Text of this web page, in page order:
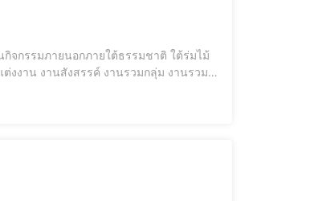
จกรรมภายนอกภายใต้ธรรมชาติ ใต้ร่มไม้
งงาน งานสังสรรค์ งานรวมกลุ่ม งานรวม